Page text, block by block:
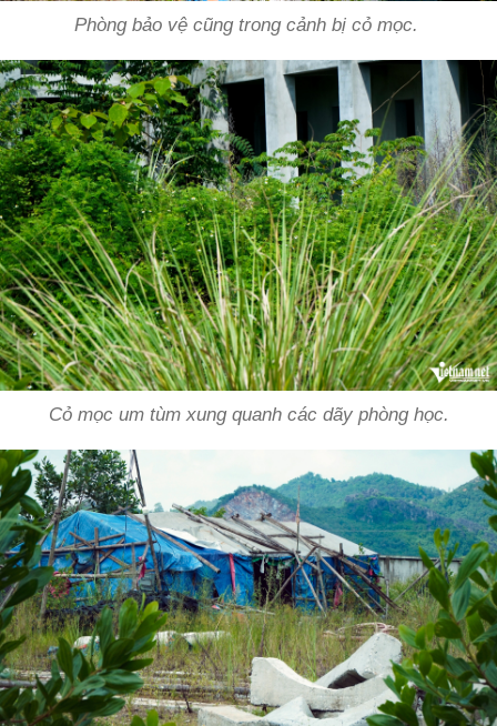
Phòng bảo vệ cũng trong cảnh bị cỏ mọc.
Cỏ mọc um tùm xung quanh các dãy phòng học.